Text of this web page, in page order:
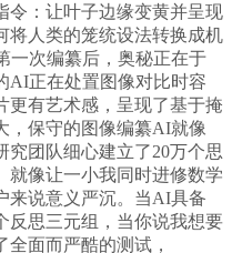
令：让叶子边缘变黄并呈现
将人类的笼统设法转换成机
一次编纂后，奥秘正在于
AI正在处置图像对比时容
更有艺术感，呈现了基于掩
，保守的图像编纂AI就像
团队细心建立了20万个思
就像让一小我同时进修数学
来说意义严沉。当AI具备
反思三元组，当你说我想要
面而严酷的测试，